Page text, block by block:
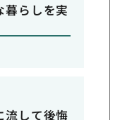
暮らしを実
流して後悔